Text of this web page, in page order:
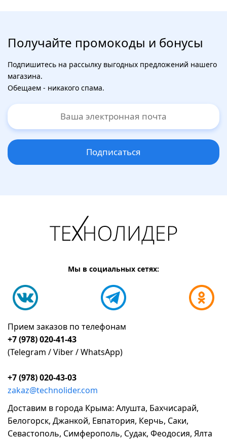
Получайте промокоды и бонусы
Подпишитесь на рассылку выгодных предложений нашего
магазина.
Обещаем - никакого спама.
Подписаться
Мы в социальных сетях:
Прием заказов по телефонам
+7 (978) 020-41-43
(Telegram / Viber / WhatsApp)
+7 (978) 020-43-03
zakaz@technolider.com
Доставим в города Крыма: Алушта, Бахчисарай,
Белогорск, Джанкой, Евпатория, Керчь, Саки,
Севастополь, Симферополь, Судак, Феодосия, Ялта